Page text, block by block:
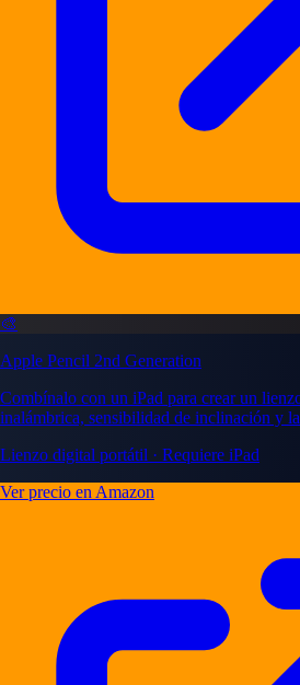
🎨
Apple Pencil 2nd Generation
Combínalo con un iPad para crear un
inalámbrica, sensibilidad de inclinación y
Lienzo digital portátil · Requiere iPad
Ver precio en Amazon